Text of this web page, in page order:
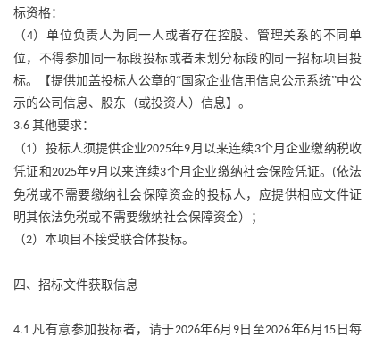
标资格：
（4）单位负责人为同一人或者存在控股、管理关系的不同单
位，不得参加同一标段投标或者未划分标段的同一招标项目投
标。【提供加盖投标人公章的“国家企业信用信息公示系统”中公
示的公司信息、股东（或投资人）信息】。
3.6 其他要求：
（1）投标人须提供企业2025年9月以来连续3个月企业缴纳税收
凭证和2025年9月以来连续3个月企业缴纳社会保险凭证。 (依法
免税或不需要缴纳社会保障资金的投标人，应提供相应文件证
明其依法免税或不需要缴纳社会保障资金）；
（2）本项目不接受联合体投标。
四、招标文件获取信息
4.1凡有意参加投标者，请于2026年6月 9日至2026年6月 15 日每